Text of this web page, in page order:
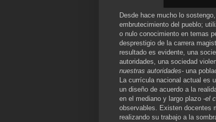
Desde hace mucho lo
embrutecimiento del pueblo;
o nulo conocimiento en temas
desprestigio de la carrera
resultado es evidente, una
autoridades, una sociedad
nuestras autoridades- una
La currícula nacional actual es
un diseño de acuerdo a la
en el mediano y largo plazo -el
observables. Existen docentes
realizando su trabajo a la